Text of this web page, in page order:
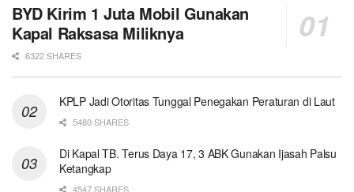
BYD Kirim 1 Juta Mobil Gunakan
Kapal Raksasa Miliknya
6322 SHARES
KPLP Jadi Otoritas Tunggal Penegakan Peraturan di Laut
5480 SHARES
Di Kapal TB. Terus Daya 17, 3 ABK Gunakan Ijasah Palsu
Ketangkap
4547 SHARES